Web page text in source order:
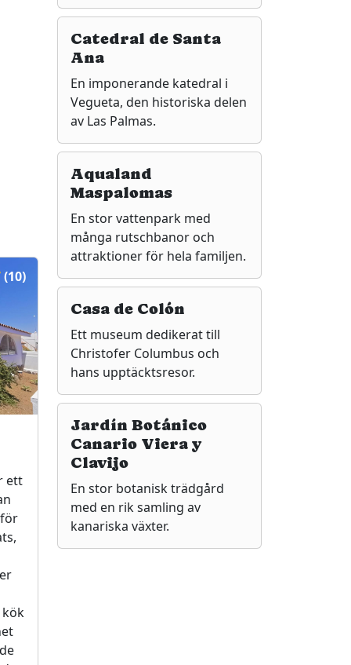
(10)
ett
Catedral de Santa
Ana
En imponerande katedral i
Vegueta, den historiska delen
av Las Palmas.
Aqualand
Maspalomas
En stor vattenpark med
många rutschbanor och
attraktioner för hela familjen.
Casa de Colón
Ett museum dedikerat till
Christofer Columbus och
hans upptäcktsresor.
Jardín Botánico
Canario Viera y
Clavijo
En stor botanisk trädgård
med en rik samling av
kanariska växter.